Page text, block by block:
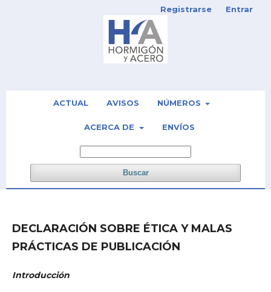
ACTUAL AVISOS NÚMEROS
ACERCA DE ENVÍOS
Buscar
Registrarse Entrar
DECLARACIÓN SOBRE ÉTICA Y MALAS
PRÁCTICAS DE PUBLICACIÓN
Introducción